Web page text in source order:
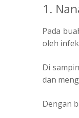
1.
Pada
oleh
Di
dan
Dengan